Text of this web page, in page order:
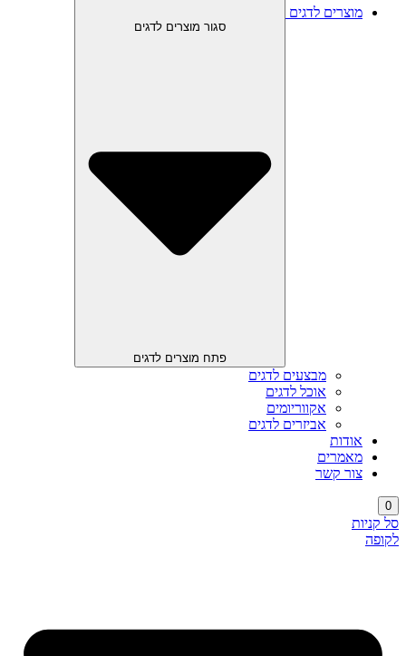
מוצרים לדגים
סגור מוצרים לדגים
פתח מוצרים לדגים
מבצעים לדגים
אוכל לדגים
אקווריומים
אביזרים לדגים
אודות
מאמרים
צור קשר
0
סל קניות
לקופה